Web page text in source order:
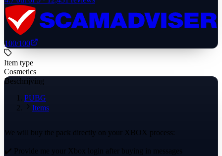
100/100
Item type
Cosmetics
Beschrijving
PUBG
Items
We will buy the pack directly on your XBOX process:
✔️ Provide me your Xbox login after buying in messages